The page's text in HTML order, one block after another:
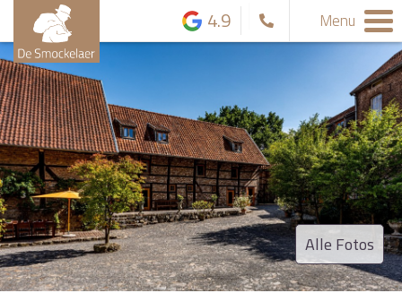
4.9 Menu
Alle Fotos